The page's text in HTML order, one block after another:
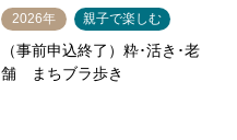
2026年 親子で楽しむ
（事前申込終了）粋･活き･老
舗 まちブラ歩き